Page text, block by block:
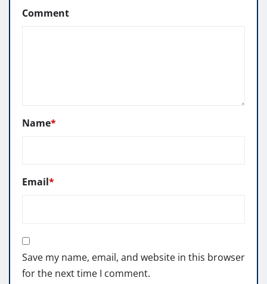
Comment
Name*
Email*
Save my name, email, and website in this browser
for the next time I comment.